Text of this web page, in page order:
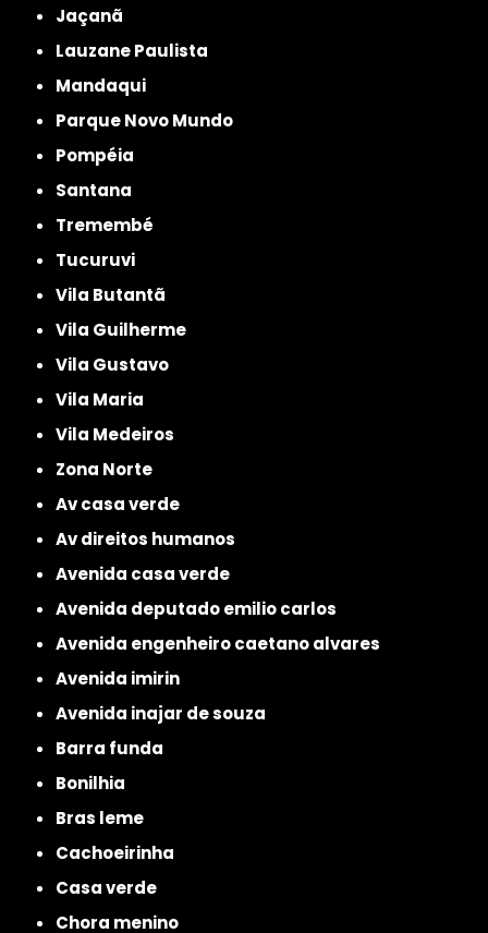
Jaçanã
Lauzane Paulista
Mandaqui
Parque Novo Mundo
Pompéia
Santana
Tremembé
Tucuruvi
Vila Butantã
Vila Guilherme
Vila Gustavo
Vila Maria
Vila Medeiros
Zona Norte
av casa verde
av direitos humanos
avenida casa verde
avenida deputado emilio carlos
avenida engenheiro caetano alvares
avenida imirin
avenida inajar de souza
barra funda
bonilhia
bras leme
cachoeirinha
casa verde
chora menino